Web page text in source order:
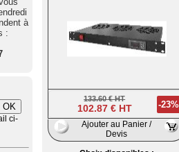
133.60 € HT
102.87 € HT -23%
Ajouter au Panier /
Devis
à
:
ci-